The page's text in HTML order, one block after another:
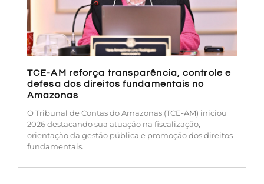
TCE-AM reforça transparência, controle e
defesa dos direitos fundamentais no
Amazonas
O Tribunal de Contas do Amazonas (TCE-AM) iniciou
2026 destacando sua atuação na fiscalização,
orientação da gestão pública e promoção dos direitos
fundamentais.